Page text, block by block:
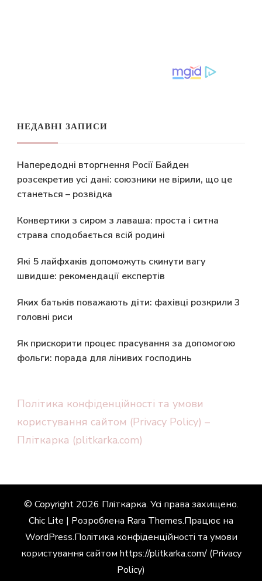
НЕДАВНІ ЗАПИСИ
Напередодні вторгнення Росії Байден
розсекретив усі дані: союзники не вірили, що це
станеться – розвідка
Конвертики з сиром з лаваша: проста і ситна
страва сподобається всій родині
Які 5 лайфхаків допоможуть скинути вагу
швидше: рекомендації експертів
Яких батьків поважають діти: фахівці розкрили 3
головні риси
Як прискорити процес прасування за допомогою
фольги: порада для лінивих господинь
Політика конфіденційності та умови
користування сайтом (Privacy Policy) –
Пліткарка (plitkarka.com)
© Copyright 2026 Пліткарка. Усі права захищено.
Chic Lite | Розроблена Rara Themes.Працює на
WordPress.Політика конфіденційності та умови
користування сайтом https://plitkarka.com/ (Privacy
Policy)